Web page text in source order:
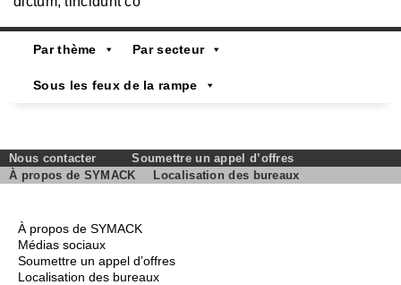
Par thème Par secteur
Sous les feux de la rampe
Nous contacter
Soumettre un appel d’offres
À propos de SYMACK
Localisation des bureaux
À propos de SYMACK
Médias sociaux
Soumettre un appel d’offres
Localisation des bureaux